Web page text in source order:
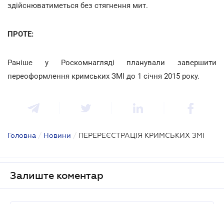
здійснюватиметься без стягнення мит.
ПРОТЕ:
Раніше у Роскомнагляді планували завершити
переоформлення кримських ЗМІ до 1 січня 2015 року.
Головна / Новини / ПЕРЕРЕЄСТРАЦІЯ КРИМСЬКИХ ЗМІ
Залиште коментар